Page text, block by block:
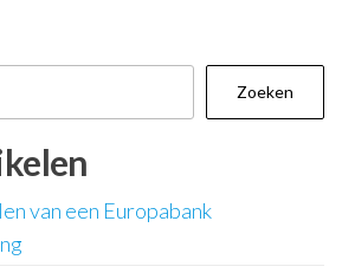
Zoeken
van een Europabank